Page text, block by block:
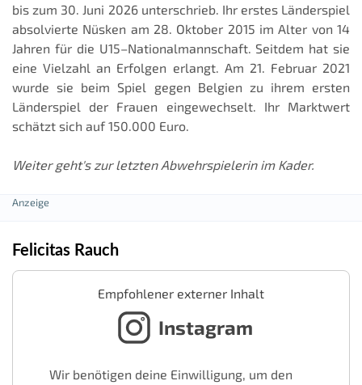
bis zum 30. Juni 2026 unterschrieb. Ihr erstes Länderspiel
absolvierte Nüsken am 28. Oktober 2015 im Alter von 14
Jahren für die U15–Nationalmannschaft. Seitdem hat sie
eine Vielzahl an Erfolgen erlangt. Am 21. Februar 2021
wurde sie beim Spiel gegen Belgien zu ihrem ersten
Länderspiel der Frauen eingewechselt. Ihr Marktwert
schätzt sich auf 150.000 Euro.
Weiter geht's zur letzten Abwehrspielerin im Kader.
Felicitas Rauch
Empfohlener externer Inhalt
Instagram
Wir benötigen deine Einwilligung, um den